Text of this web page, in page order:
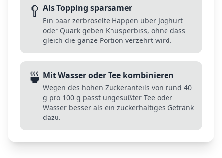
🥄 Als Topping sparsamer
Ein paar zerbröselte Happen über Joghurt
oder Quark geben Knusperbiss, ohne dass
gleich die ganze Portion verzehrt wird.
🍵 Mit Wasser oder Tee kombinieren
Wegen des hohen Zuckeranteils von rund 40
g pro 100 g passt ungesüßter Tee oder
Wasser besser als ein zuckerhaltiges Getränk
dazu.